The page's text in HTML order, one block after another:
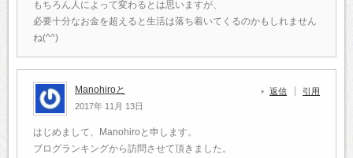
もちろん人によって変わるとは思いますが、
必要十分なお金を超えると生活は落ち着いてくるのかもしれません
ね(^^)
Manohiroと
2017年 11月 13日
返信 引用
はじめまして、Manohiroと申します。
ブログランキングから訪問させて頂きました。